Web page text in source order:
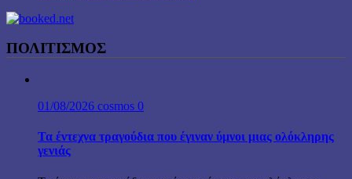
ΠΟΛΙΤΙΣΜΟΣ
01/08/2026 cosmos 0
Τα έντεχνα τραγούδια που έγιναν ύμνοι μιας ολόκληρης
γενιάς